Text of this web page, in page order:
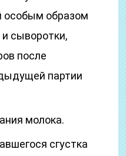
особым образом
сыворотки,
после
партии
молока.
сгустка